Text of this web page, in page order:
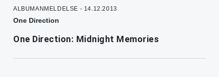
ALBUMANMELDELSE - 14.12.2013
One Direction
One Direction: Midnight Memories